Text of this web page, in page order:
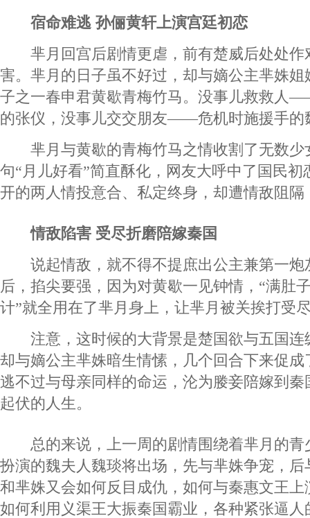
宿命难逃 孙俪黄轩上演宫廷初恋
芈月回宫后剧情更虐，前有楚威后处处作
害。芈月的日子虽不好过，却与嫡公主芈姝
子之一春申君黄歇青梅竹马。没事儿救救人
的张仪，没事儿交交朋友——危机时施援手的
芈月与黄歇的青梅竹马之情收割了无数少
句“月儿好看”简直酥化，网友大呼中了国民
开的两人情投意合、私定终身，却遭情敌阻
情敌陷害 受尽折磨陪嫁秦国
说起情敌，就不得不提庶出公主兼第一炮
后，掐尖要强，因为对黄歇一见钟情，“满肚
计”就全用在了芈月身上，让芈月被关挨打受
注意，这时候的大背景是楚国欲与五国连
却与嫡公主芈姝暗生情愫，几个回合下来促
逃不过与母亲同样的命运，沦为媵妾陪嫁到
起伏的人生。
总的来说，上一周的剧情围绕着芈月的青
扮演的魏夫人魏琰将出场，先与芈姝争宠，
和芈姝又会如何反目成仇，如何与秦惠文王
如何利用义渠王大振秦国霸业，各种紧张逼人